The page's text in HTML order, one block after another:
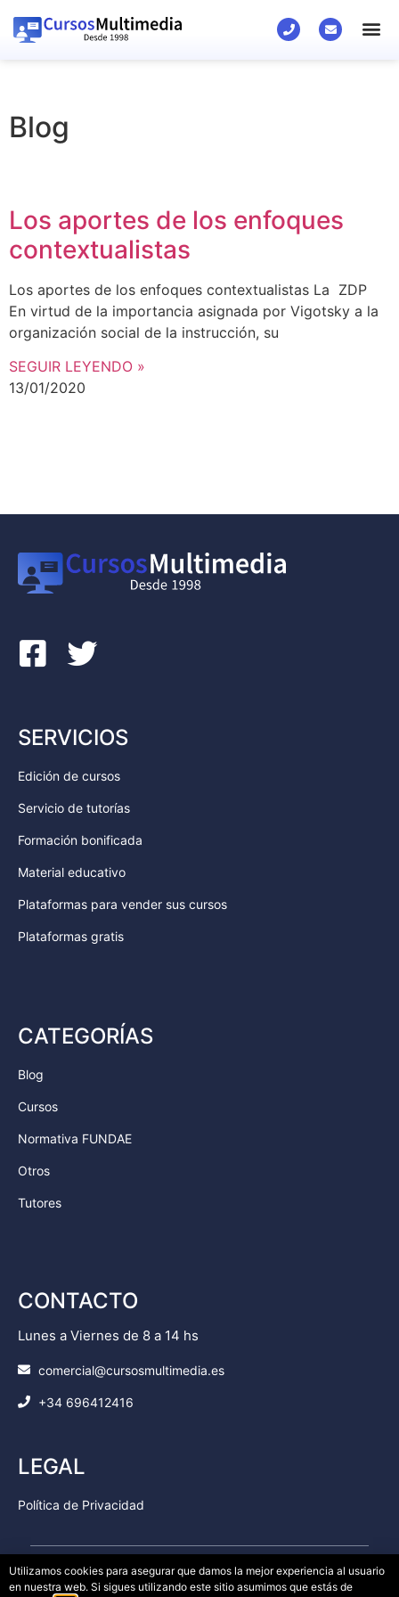
Blog
Los aportes de los enfoques
contextualistas
Los aportes de los enfoques contextualistas La ZDP
En virtud de la importancia asignada por Vigotsky a la
organización social de la instrucción, su
SEGUIR LEYENDO »
13/01/2020
SERVICIOS
Edición de cursos
Servicio de tutorías
Formación bonificada
Material educativo
Plataformas para vender sus cursos
Plataformas gratis
CATEGORÍAS
Blog
Cursos
Normativa FUNDAE
Otros
Tutores
CONTACTO
Lunes a Viernes de 8 a 14 hs
comercial@cursosmultimedia.es
+34 696412416
LEGAL
Política de Privacidad
Utilizamos cookies para asegurar que damos la mejor experiencia al usuario
en nuestra web. Si sigues utilizando este sitio asumimos que estás de